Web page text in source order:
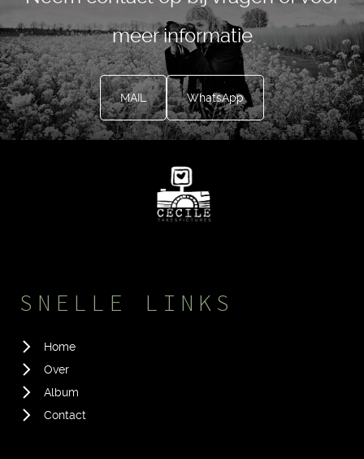
meer informatie
MAIL WhatsApp
SNELLE LINKS
Home
Over
Album
Contact